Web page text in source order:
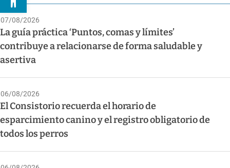
07/08/2026
La guía práctica ‘Puntos, comas y límites’
contribuye a relacionarse de forma saludable y
asertiva
06/08/2026
El Consistorio recuerda el horario de
esparcimiento canino y el registro obligatorio de
todos los perros